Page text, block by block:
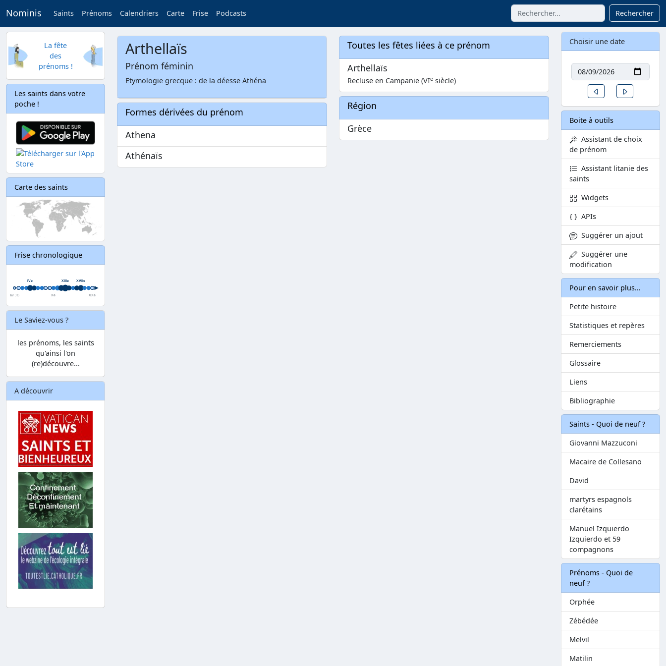
Nominis Saints Prénoms Calendriers Carte Frise Podcasts Rechercher
La fête
des
prénoms !
Les saints dans votre
poche !
Carte des saints
Frise chronologique
Le Saviez-vous ?
les prénoms, les saints
qu'ainsi l'on
(re)découvre...
A découvrir
Arthellaïs
Prénom féminin
Etymologie grecque : de la déesse Athéna
Formes dérivées du prénom
Athena
Athénaïs
Toutes les fêtes liées à ce prénom
Arthellaïs
Recluse en Campanie (VIe siècle)
Région
Grèce
Choisir une date
Date
Un jour avant
Boite à outils
Assistant de choix
de prénom
Assistant litanie des
saints
Widgets
APIs
Suggérer un ajout
Suggérer une
modification
Pour en savoir plus...
Petite histoire
Statistiques et repères
Remerciements
Glossaire
Liens
Bibliographie
Saints - Quoi de neuf ?
Giovanni Mazzuconi
Macaire de Collesano
David
martyrs espagnols
clarétains
Manuel Izquierdo
Izquierdo et 59
compagnons
Prénoms - Quoi de
neuf ?
Orphée
Zébédée
Melvil
Matilin